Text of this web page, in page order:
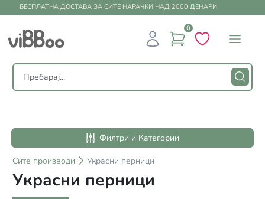
БЕСПЛАТНА ДОСТАВА ЗА СИТЕ НАРАЧКИ НАД 2000 ДЕНАРИ
0
Филтри и Категории
Сите производи Украсни перници
Украсни перници